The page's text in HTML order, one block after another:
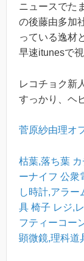
ニュースでた
の後藤由多加
っている逸材
早速itunesで視
レコチョク新
すっかり、ヘ
菅原紗由理オ
枯葉,落ち葉
ーナイフ 公衆
し時計,アラー
具 椅子 レジ,
フティーコー
顕微鏡,理科道